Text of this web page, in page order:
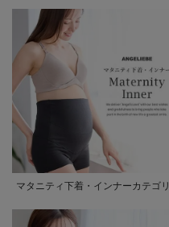
マタニティ下着・インナーカテゴリ